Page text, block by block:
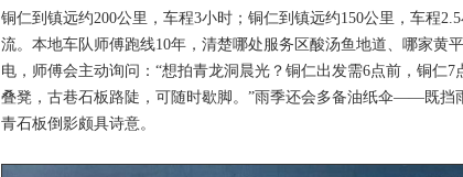
铜仁到镇远约200公里，车程3小时；铜仁到镇远约150公里，车程
流。本地车队师傅跑线10年，清楚哪处服务区酸汤鱼地道、哪家黄
电，师傅会主动询问：“想拍青龙洞晨光？铜仁出发需6点前，铜仁
叠凳，古巷石板路陡，可随时歇脚。”雨季还会多备油纸伞——既挡
青石板倒影颇具诗意。